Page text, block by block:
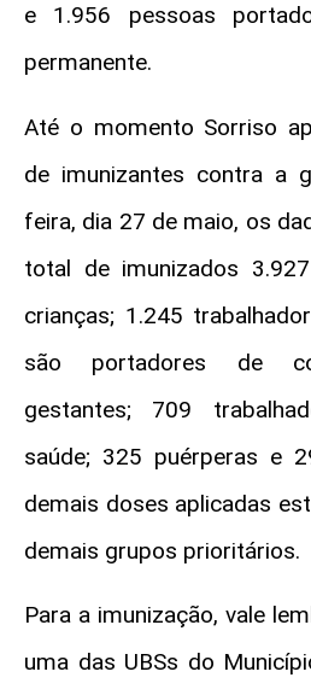
e 1.956 pessoas
permanente.
Até o momento Sorriso
de imunizantes contra a
feira, dia 27 de maio, os
total de imunizados
crianças; 1.245
são portadores de
gestantes; 709
saúde; 325 puérperas e
demais doses aplicadas
demais grupos prioritários.
Para a imunização, vale
uma das UBSs do